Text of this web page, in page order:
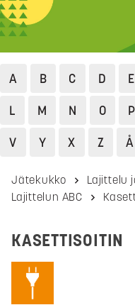
A B C D E
L
M N O P
V
Y X Z Å
Jätekukko
Lajittelu
Lajittelun ABC
KASETTISOITIN